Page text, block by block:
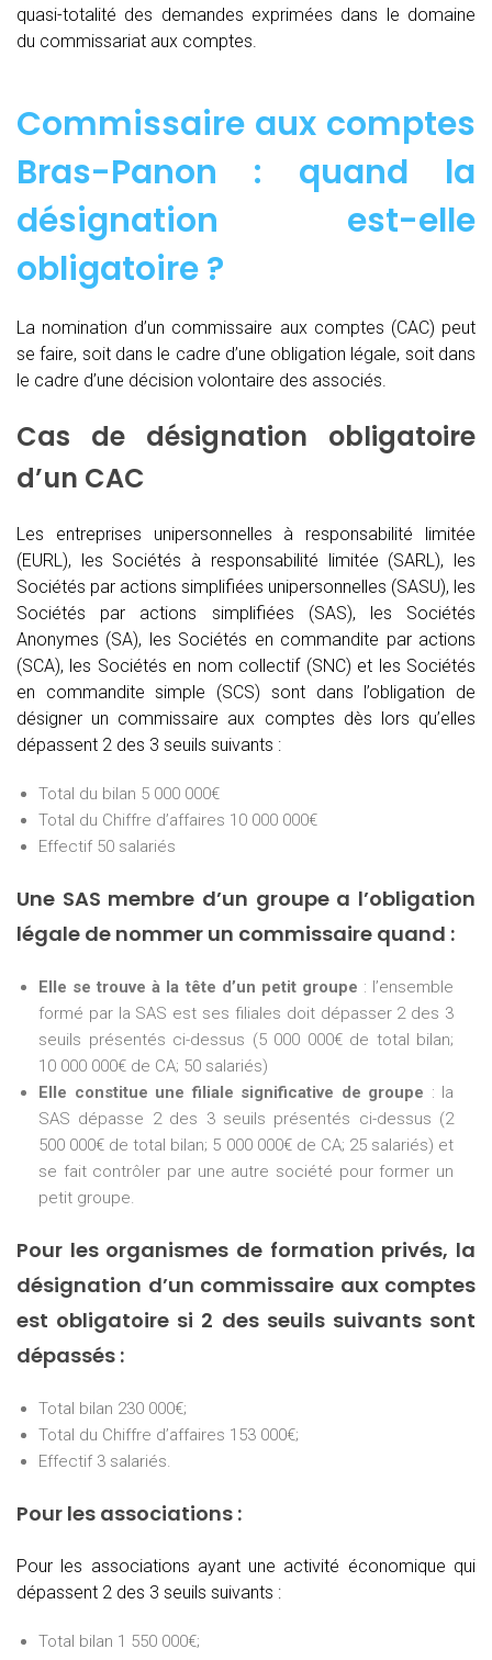
quasi-totalité des demandes exprimées dans le domaine
du commissariat aux comptes.
Commissaire aux comptes
Bras-Panon : quand la
désignation est-elle
obligatoire ?
La nomination d’un commissaire aux comptes (CAC) peut
se faire, soit dans le cadre d’une obligation légale, soit dans
le cadre d’une décision volontaire des associés.
Cas de désignation obligatoire
d’un CAC
Les entreprises unipersonnelles à responsabilité limitée
(EURL), les Sociétés à responsabilité limitée (SARL), les
Sociétés par actions simplifiées unipersonnelles (SASU), les
Sociétés par actions simplifiées (SAS), les Sociétés
Anonymes (SA), les Sociétés en commandite par actions
(SCA), les Sociétés en nom collectif (SNC) et les Sociétés
en commandite simple (SCS) sont dans l’obligation de
désigner un commissaire aux comptes dès lors qu’elles
dépassent 2 des 3 seuils suivants :
Total du bilan 5 000 000€
Total du Chiffre d’affaires 10 000 000€
Effectif 50 salariés
Une SAS membre d’un groupe a l’obligation
légale de nommer un commissaire quand :
Elle se trouve à la tête d’un petit groupe : l’ensemble
formé par la SAS est ses filiales doit dépasser 2 des 3
seuils présentés ci-dessus (5 000 000€ de total bilan;
10 000 000€ de CA; 50 salariés)
Elle constitue une filiale significative de groupe : la
SAS dépasse 2 des 3 seuils présentés ci-dessus (2
500 000€ de total bilan; 5 000 000€ de CA; 25 salariés) et
se fait contrôler par une autre société pour former un
petit groupe.
Pour les organismes de formation privés, la
désignation d’un commissaire aux comptes
est obligatoire si 2 des seuils suivants sont
dépassés :
Total bilan 230 000€;
Total du Chiffre d’affaires 153 000€;
Effectif 3 salariés.
Pour les associations :
Pour les associations ayant une activité économique qui
dépassent 2 des 3 seuils suivants :
Total bilan 1 550 000€;